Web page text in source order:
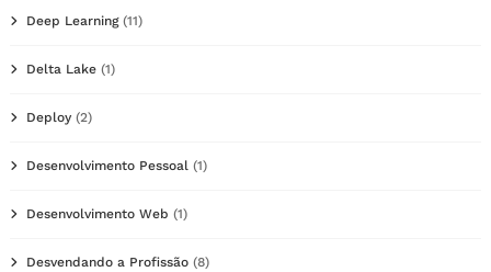
Deep Learning(11)
Delta Lake (1)
Deploy (2)
Desenvolvimento Pessoal (1)
Desenvolvimento Web (1)
Desvendando a Profissão (8)